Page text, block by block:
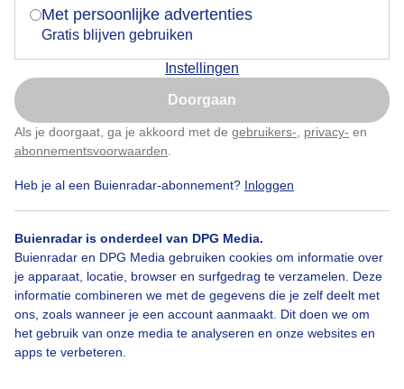
Met persoonlijke advertenties
Gratis blijven gebruiken
Instellingen
Doorgaan
Als je doorgaat, ga je akkoord met de gebruikers- privacy- en
abonnementsvoorwaarden
Heb je al een Buienradar-abonnement? Inloggen
Buienradar is onderdeel van DPG Media.
Buienradar en DPG Media gebruiken cookies om informatie over
je apparaat, locatie, browser en surfgedrag te verzamelen. Deze
informatie combineren we met de gegevens die je zelf deelt met
ons, zoals wanneer je een account aanmaakt. Dit doen we om
het gebruik van onze media te analyseren en onze websites en
apps te verbeteren.
Maanfoto
Maanfoto
Bekijk slideshow
Nu niet, misschien later
Klik hierom dit aan te passen